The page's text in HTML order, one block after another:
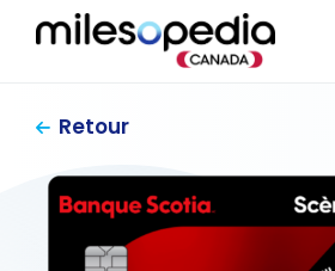
Panneau de gestion des cookies
Passer
Retour